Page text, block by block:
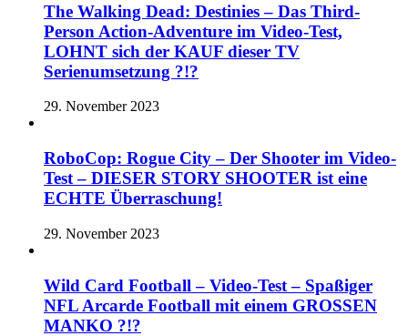
The Walking Dead: Destinies – Das Third-
Person Action-Adventure im Video-Test,
LOHNT sich der KAUF dieser TV
Serienumsetzung ?!?
29. November 2023
RoboCop: Rogue City – Der Shooter im Video-
Test – DIESER STORY SHOOTER ist eine
ECHTE Überraschung!
29. November 2023
Wild Card Football – Video-Test – Spaßiger
NFL Arcarde Football mit einem GROSSEN
MANKO ?!?